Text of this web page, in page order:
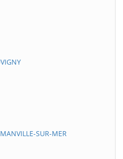
SUR-MER